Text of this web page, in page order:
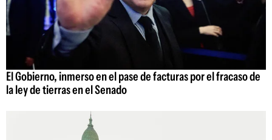
El Gobierno, inmerso en el pase de facturas por el fracaso de
la ley de tierras en el Senado